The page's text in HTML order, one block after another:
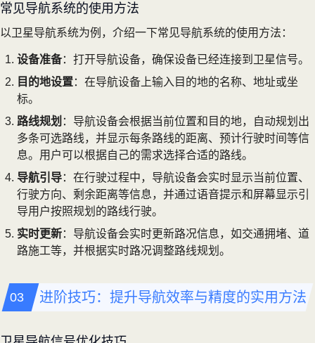
常见导航系统的使用方法
以卫星导航系统为例，介绍一下常见导航系统的使用方法：
设备准备：打开导航设备，确保设备已经连接到卫星信号。
目的地设置：在导航设备上输入目的地的名称、地址或坐
标。
路线规划 ：导航设备会根据当前位置和目的地，自动规划出
多条可选路线，并显示每条路线的距离、预计行驶时间等信
息。用户可以根据自己的需求选择合适的路线。
导航引导：在行驶过程中，导航设备会实时显示当前位置、
行驶方向、剩余距离等信息，并通过语音提示和屏幕显示引
导用户按照规划的路线行驶。
实时更新：导航设备会实时更新路况信息，如交通拥堵、道
路施工等，并根据实时路况调整路线规划。
进阶技巧：提升导航效率与精度的实用方法